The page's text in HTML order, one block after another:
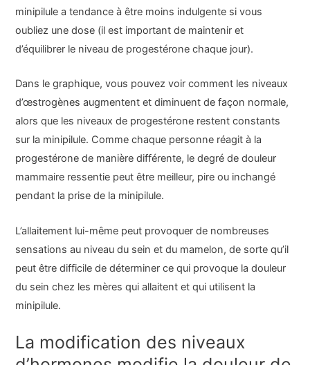
minipilule a tendance à être moins indulgente si vous
oubliez une dose (il est important de maintenir et
d’équilibrer le niveau de progestérone chaque jour).
Dans le graphique, vous pouvez voir comment les niveaux
d’œstrogènes augmentent et diminuent de façon normale,
alors que les niveaux de progestérone restent constants
sur la minipilule. Comme chaque personne réagit à la
progestérone de manière différente, le degré de douleur
mammaire ressentie peut être meilleur, pire ou inchangé
pendant la prise de la minipilule.
L’allaitement lui-même peut provoquer de nombreuses
sensations au niveau du sein et du mamelon, de sorte qu’il
peut être difficile de déterminer ce qui provoque la douleur
du sein chez les mères qui allaitent et qui utilisent la
minipilule.
La modification des niveaux